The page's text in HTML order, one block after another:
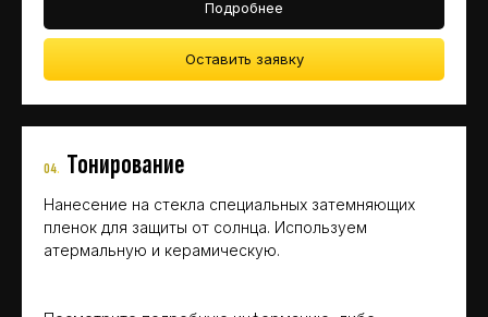
Подробнее
Оставить заявку
04. Тонирование
Нанесение на стекла специальных затемняющих
пленок для защиты от солнца. Используем
атермальную и керамическую.